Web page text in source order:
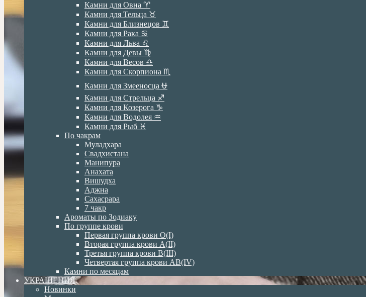
Камни для Овна ♈️
Камни для Тельца ♉️
Камни для Близнецов ♊️
Камни для Рака ♋️
Камни для Льва ♌️
Камни для Девы ♍️
Камни для Весов ♎️
Камни для Скорпиона ♏️
Камни для Змееносца ⛎
Камни для Стрельца ♐️
Камни для Козерога ♑️
Камни для Водолея ♒️
Камни для Рыб ♓️
По чакрам
Муладхара
Свадхистана
Манипура
Анахата
Вишудха
Аджна
Сахасрара
7 чакр
Ароматы по Зодиаку
По группе крови
Первая группа крови О(I)
Вторая группа крови А(II)
Третья группа крови В(III)
Четвертая группа крови АВ(IV)
Камни по месяцам
УКРАШЕНИЯ
Новинки